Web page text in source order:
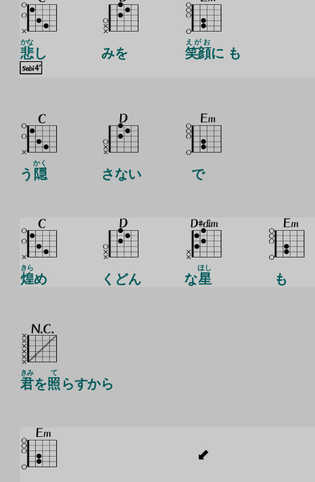
悲
かな
し みを 笑顔
えがお
に も
う 隠
かく
さない で
煌
きら
め くどん な星
ほし
も
君
きみ
を照
て
らすから